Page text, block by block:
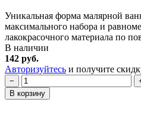
Уникальная форма малярной
максимального набора и
лакокрасочного материала по
В наличии
142 руб.
Авторизуйтесь и получите
−
В корзину